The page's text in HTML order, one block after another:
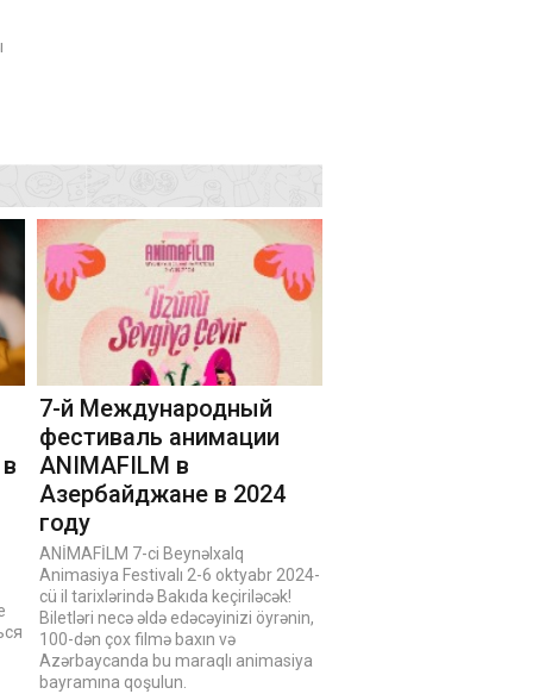
7-й Международный
фестиваль анимации
ANIMAFILM в
Азербайджане в 2024
году
ANİMAFİLM 7-ci Beynəlxalq
Animasiya Festivalı 2-6 oktyabr 2024-
cü il tarixlərində Bakıda keçiriləcək!
Biletləri necə əldə edəcəyinizi öyrənin,
100-dən çox filmə baxın və
Azərbaycanda bu maraqlı animasiya
bayramına qoşulun.